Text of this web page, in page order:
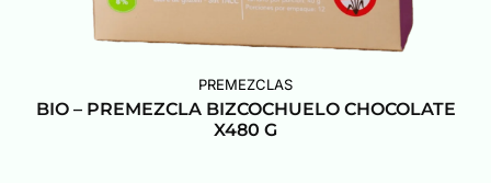
PREMEZCLAS
BIO – PREMEZCLA BIZCOCHUELO CHOCOLATE
X480 G